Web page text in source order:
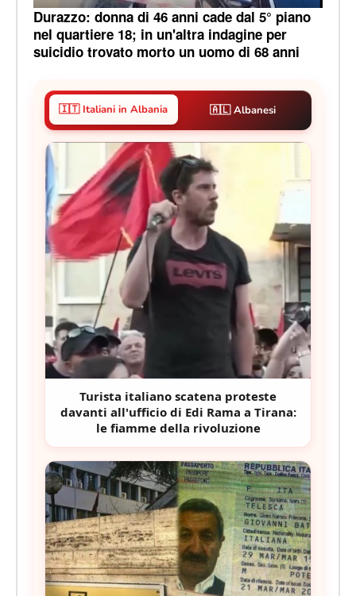
Durazzo: donna di 46 anni cade dal 5° piano
nel quartiere 18; in un'altra indagine per
suicidio trovato morto un uomo di 68 anni
🇮🇹 Italiani in Albania 🇦🇱 Albanesi
Turista italiano scatena proteste
davanti all'ufficio di Edi Rama a Tirana:
le fiamme della rivoluzione